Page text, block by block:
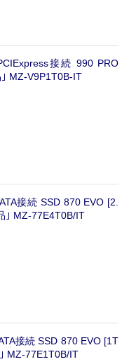
接続 990 PRO
｣ MZ-V9P1T0B-IT
接続 SSD 870 EVO [2.
｣ MZ-77E4T0B/IT
接続 SSD 870 EVO [1T
MZ-77E1T0B/IT